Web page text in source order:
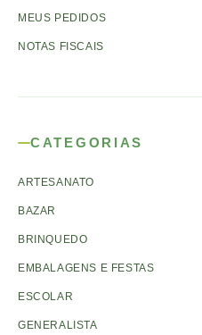
MEUS PEDIDOS
NOTAS FISCAIS
CATEGORIAS
ARTESANATO
BAZAR
BRINQUEDO
EMBALAGENS E FESTAS
ESCOLAR
GENERALISTA